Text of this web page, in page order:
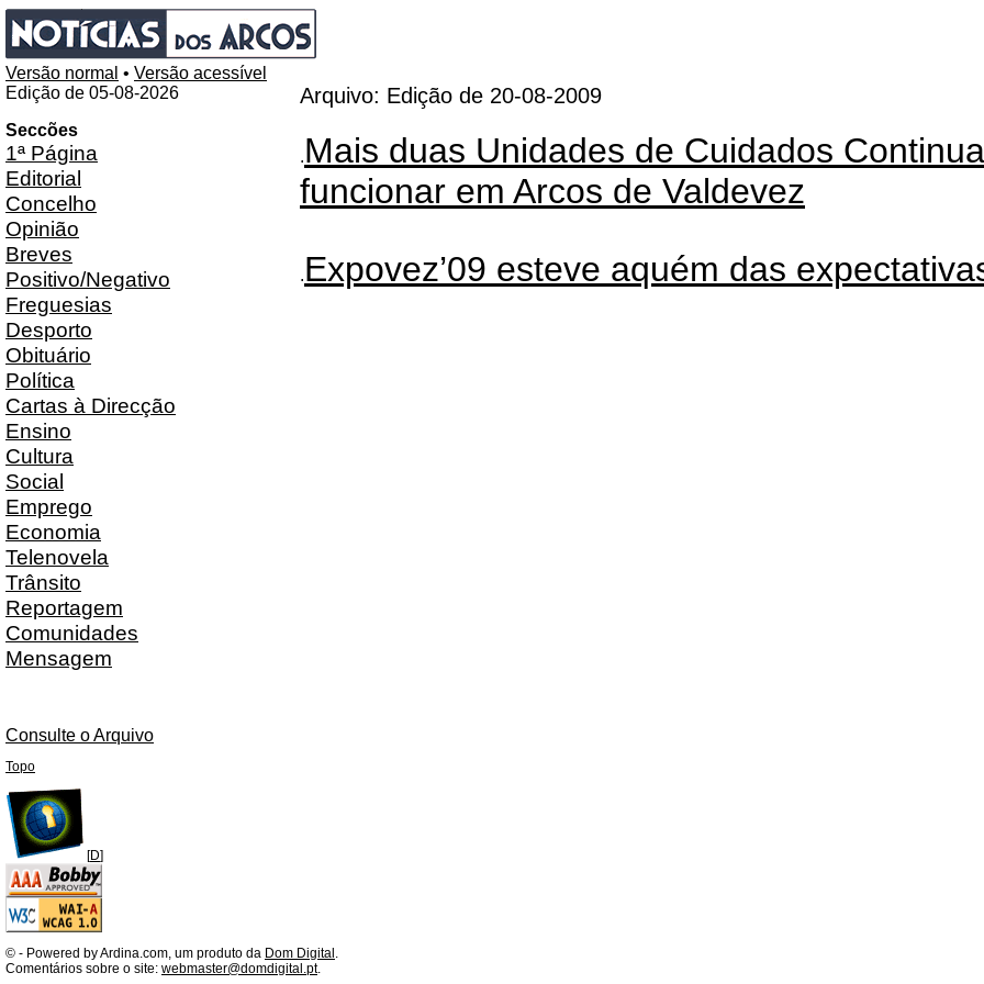
Versão normal • Versão acessível
Edição de 05-08-2026
Seccões
1ª Página
Editorial
Concelho
Opinião
Breves
Positivo/Negativo
Freguesias
Desporto
Obituário
Política
Cartas à Direcção
Ensino
Cultura
Social
Emprego
Economia
Telenovela
Trânsito
Reportagem
Comunidades
Mensagem
Consulte o Arquivo
Arquivo: Edição de 20-08-2009
.Mais duas Unidades de Cuidados
funcionar em Arcos de Valdevez
.Expovez’09 esteve aquém das
Topo
[D]
© - Powered by Ardina.com, um produto da Dom Digital .
Comentários sobre o site: webmaster@domdigital.pt.